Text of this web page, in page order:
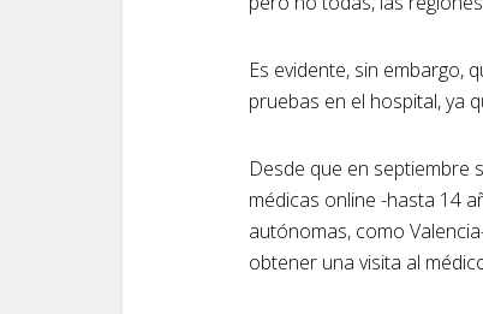
Es evidente, sin embargo,
pruebas en el hospital, ya
Desde que en septiembre
médicas online -hasta 14
autónomas, como
obtener una visita al